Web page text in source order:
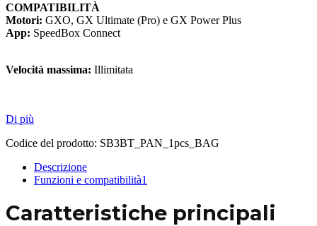
COMPATIBILITÀ
Motori: GXO, GX Ultimate (Pro) e GX Power Plus
App: SpeedBox Connect
Velocità massima: Illimitata
Di più
Codice del prodotto: SB3BT_PAN_1pcs_BAG
Descrizione
Funzioni e compatibilità1
Caratteristiche principali